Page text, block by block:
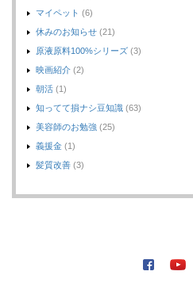
マイペット (6)
休みのお知らせ (21)
原液原料100%シリーズ (3)
映画紹介 (2)
朝活 (1)
知ってて損ナシ豆知識 (63)
美容師のお勉強 (25)
義援金 (1)
髪質改善 (3)